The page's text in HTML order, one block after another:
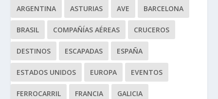
ARGENTINA ASTURIAS AVE BARCELONA
BRASIL COMPAÑÍAS AÉREAS CRUCEROS
DESTINOS ESCAPADAS ESPAÑA
ESTADOS UNIDOS EUROPA EVENTOS
FERROCARRIL FRANCIA GALICIA